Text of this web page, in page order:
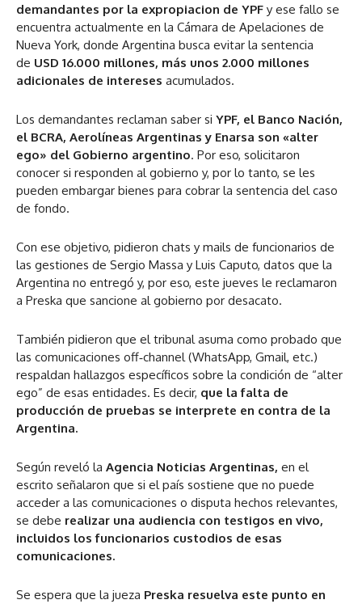
demandantes por la expropiacion de YPF y ese fallo se
encuentra actualmente en la Cámara de Apelaciones de
Nueva York, donde Argentina busca evitar la sentencia
de USD 16.000 millones, más unos 2.000 millones
adicionales de intereses acumulados.
Los demandantes reclaman saber si YPF, el Banco Nación,
el BCRA, Aerolíneas Argentinas y Enarsa son «alter
ego» del Gobierno argentino. Por eso, solicitaron
conocer si responden al gobierno y, por lo tanto, se les
pueden embargar bienes para cobrar la sentencia del caso
de fondo.
Con ese objetivo, pidieron chats y mails de funcionarios de
las gestiones de Sergio Massa y Luis Caputo, datos que la
Argentina no entregó y, por eso, este jueves le reclamaron
a Preska que sancione al gobierno por desacato.
También pidieron que el tribunal asuma como probado que
las comunicaciones off‑channel (WhatsApp, Gmail, etc.)
respaldan hallazgos específicos sobre la condición de “alter
ego” de esas entidades. Es decir, que la falta de
producción de pruebas se interprete en contra de la
Argentina.
Según reveló la Agencia Noticias Argentinas, en el
escrito señalaron que si el país sostiene que no puede
acceder a las comunicaciones o disputa hechos relevantes,
se debe realizar una audiencia con testigos en vivo,
incluidos los funcionarios custodios de esas
comunicaciones.
Se espera que la jueza Preska resuelva este punto en